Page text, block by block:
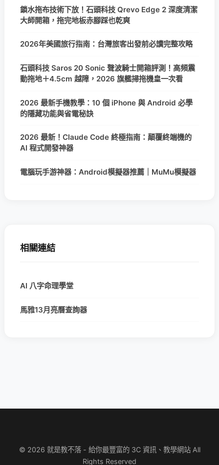
鎖水拖布技術下放！石頭科技 Qrevo Edge 2 深度清潔
大師開箱，拖完地板赤腳踩也乾爽
2026年美國旅行指南：台灣旅客出發前必讀完整攻略
石頭科技 Saros 20 Sonic 聲波騎士開箱評測！高頻震
動拖地＋4.5cm 越障，2026 旗艦掃拖機皇一次看
2026 最新手機教學：10 個 iPhone 與 Android 必學
的隱藏功能與省電秘訣
2026 最新！Claude Code 終極指南：顛覆終端機的
AI 程式開發神器
電腦玩手游神器：Android模擬器推薦｜MuMu模擬器
相關連結
AI 八字命理學堂
馬雅13月亮曆查詢器
© 2026 就是教不落 - 給你最豐富的 3C 資訊、教學網站 All
Rights Reserved